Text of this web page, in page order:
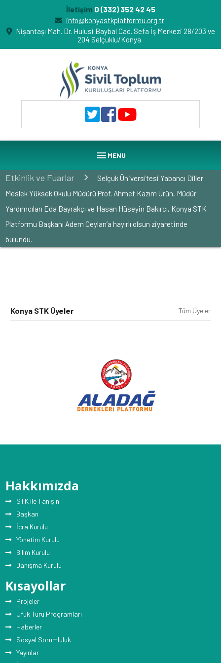
İletişim 0 (332) 352 42 45
info@konyastkplatformu.org.tr
Nişantaşı Mah. Dr. Hulusi Baybal Cad. Sefa İş Merkezi 28/203 ve
204 Selçuklu/Konya
menu MENU
Etkinlik ve Fuarlar
Selçuk Üniversitesi Yabancı Diller
Meslek Yüksek Okulu Müdürü Prof. Ahmet Kazım Ürün, Müdür
Yardımcıları Eda Bayrakçı ve Hasan Hüseyin Bakırcı, Konya STK
Platformu Başkanı Adem Ceylan’a hayırlı olsun ziyaretinde
bulundu.
Konya STK Üyeler Tüm Üyeler
Hakkımızda
STK ile Tanışın
Başkan
İcra Kurulu
Yönetim Kurulu
Bilim Kurulu
Danışma Kurulu
Kısayollar
Projeler
Ufuk Turu Programları
Haberler
Sosyal Sorumluluk
Yayınlar